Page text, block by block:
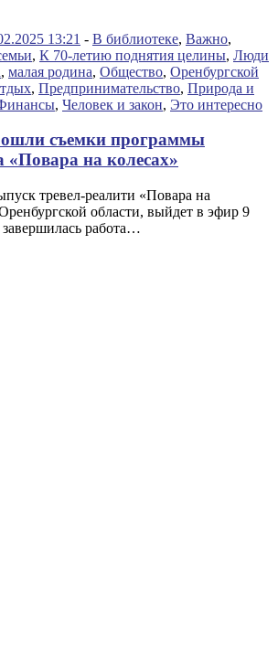
13:21 - В библиотеке, Важно,
, К 70-летию поднятия целины, Люди
, малая родина, Общество, Оренбургской
, Предпринимательство, Природа и
, Человек и закон, Это интересно
съемки программы
«Повара на колесах»
тревел-реалити «Повара на
области, выйдет в эфир 9
работа…